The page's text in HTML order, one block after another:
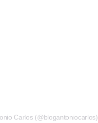
Carlos (@blogantoniocarlos)